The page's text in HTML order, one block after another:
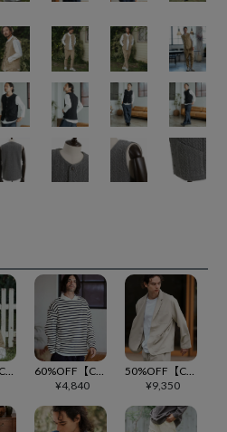
50%OFF【CAMBIO(カンビオ)】Japanese Fabricケーブルキルティングテーパードイージーパンツ(CAM-3461AGS4)
60%OFF【CAMBIO(カンビオ)】フレンチボーダーボートネックカットソー(CAM-6256)
¥4,840
50%OFF【CAMBIO(カンビオ)】テックリネンテーラードジャケット(CAM-7312)
¥9,350